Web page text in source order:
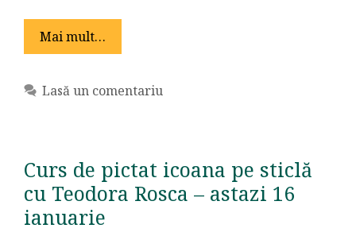
Mai mult…
Lasă un comentariu
Curs de pictat icoana pe sticlă
cu Teodora Rosca – astazi 16
ianuarie